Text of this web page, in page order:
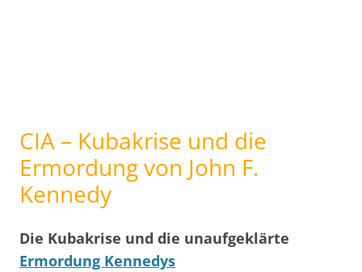
CIA – Kubakrise und die
Ermordung von John F.
Kennedy
Die Kubakrise und die unaufgeklärte
Ermordung Kennedys